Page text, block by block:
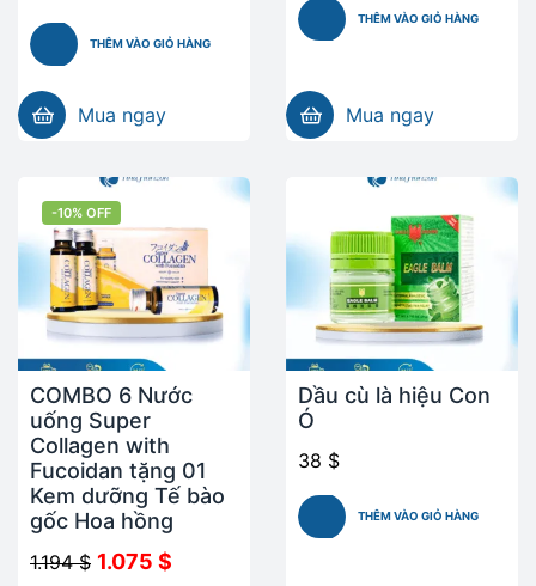
THÊM VÀO GIỎ HÀNG
Mua ngay
THÊM VÀO GIỎ HÀNG
Mua ngay
-10% OFF
COMBO 6 Nước
uống Super
Collagen with
Fucoidan tặng 01
Kem dưỡng Tế bào
gốc Hoa hồng
1.194$ 1.075$
Dầu cù là hiệu Con
Ó
38 $
THÊM VÀO GIỎ HÀNG